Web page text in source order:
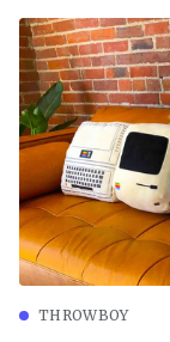
THROWBOY